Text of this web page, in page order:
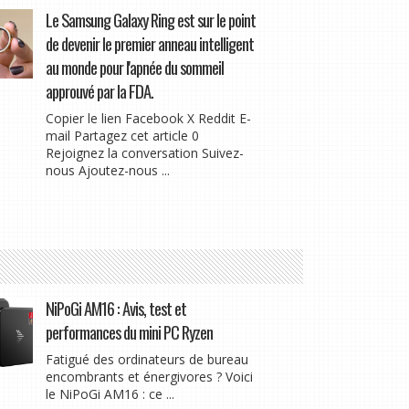
Le Samsung Galaxy Ring est sur le point
de devenir le premier anneau intelligent
au monde pour l'apnée du sommeil
approuvé par la FDA.
Copier le lien Facebook X Reddit E-
mail Partagez cet article 0
Rejoignez la conversation Suivez-
nous Ajoutez-nous ...
NiPoGi AM16 : Avis, test et
performances du mini PC Ryzen
Fatigué des ordinateurs de bureau
encombrants et énergivores ? Voici
le NiPoGi AM16 : ce ...